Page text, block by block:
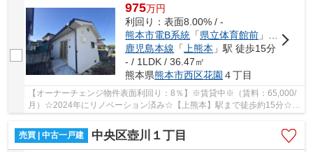
975万円
利回り：表面8.00% / -
熊本市電B系統 「県立体育館前 」駅 徒歩13分
鹿児島本線 「 上熊本 」駅 徒歩15分
- / 1LDK / 36.47㎡
熊本県熊本市西区花園 ４丁目
【オーナーチェンジ物件表面利回り：8％】※賃貸中※（賃料：65,000/
月）☆2024年にリノベーション済み☆【上熊本】駅まで徒歩約15分☆コ
売買 | 中古一戸建
中央区壺川１丁目